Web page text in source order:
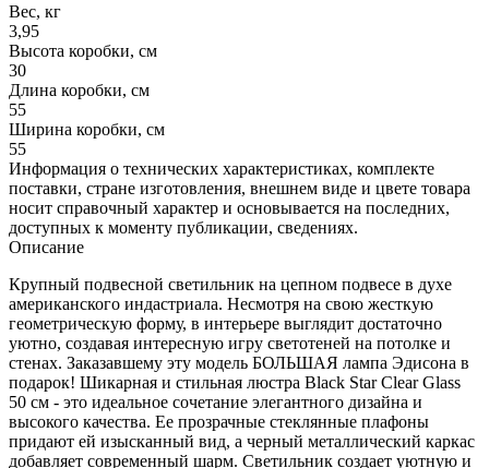
Вес, кг
3,95
Высота коробки, см
30
Длина коробки, см
55
Ширина коробки, см
55
Информация о технических характеристиках, комплекте
поставки, стране изготовления, внешнем виде и цвете товара
носит справочный характер и основывается на последних,
доступных к моменту публикации, сведениях.
Описание
Крупный подвесной светильник на цепном подвесе в духе
американского индастриала. Несмотря на свою жесткую
геометрическую форму, в интерьере выглядит достаточно
уютно, создавая интересную игру светотеней на потолке и
стенах. Заказавшему эту модель БОЛЬШАЯ лампа Эдисона в
подарок! Шикарная и стильная люстра Black Star Clear Glass
50 см - это идеальное сочетание элегантного дизайна и
высокого качества. Ее прозрачные стеклянные плафоны
придают ей изысканный вид, а черный металлический каркас
добавляет современный шарм. Светильник создает уютную и